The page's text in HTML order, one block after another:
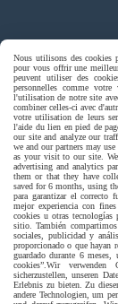
Mentions
Se rétracter
Nous utilisons des cookies
pour vous offrir une
peuvent utiliser des
personnelles comme
l'utilisation de notre site
combiner celles-ci avec
votre utilisation de leurs
l'aide du lien en pied de
our site and analyze our
we and our partners may
as your visit to our site.
advertising and analytics
them or that they have
saved for 6 months, using
para garantizar el correcto
mejor experiencia con
cookies u otras tecnologías
sitio. También
sociales, publicidad y
proporcionado o que hayan
guardado durante 6
cookies”. Wir verwenden
sicherzustellen, unseren
Erlebnis zu bieten. Zu
andere Technologien, um